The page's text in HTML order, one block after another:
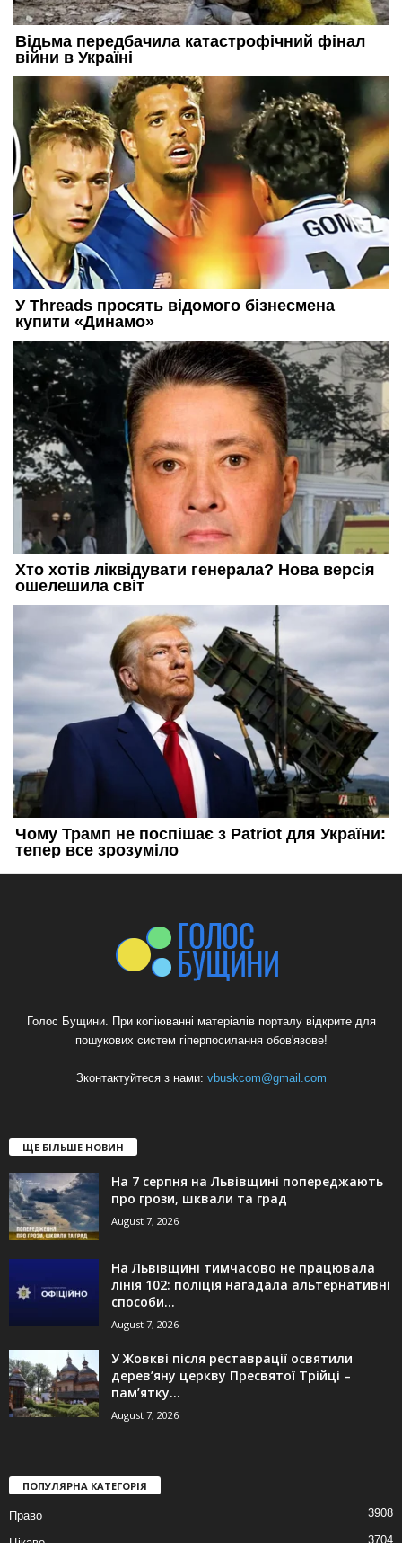
Голос Бущини. При копіюванні матеріалів порталу відкрите для
пошукових систем гіперпосилання обов'язове!
Зконтактуйтеся з нами: vbuskcom@gmail.com
ЩЕ БІЛЬШЕ НОВИН
На 7 серпня на Львівщині попереджають
про грози, шквали та град
August 7, 2026
На Львівщині тимчасово не працювала
лінія 102: поліція нагадала альтернативні
способи...
August 7, 2026
У Жовкві після реставрації освятили
дерев’яну церкву Пресвятої Трійці –
пам’ятку...
August 7, 2026
ПОПУЛЯРНА КАТЕГОРІЯ
Право 3908
3704